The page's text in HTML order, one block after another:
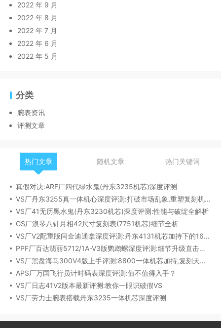
2022 年 9 月
2022 年 8 月
2022 年 7 月
2022 年 6 月
2022 年 5 月
分类
腕表资讯
评测文章
热门文章 随机文章 热门关键词
真假对决:ARF厂四代绿水鬼(丹东3235机芯)深度评测
VS厂丹东3255真一体机心深度评测:打破市场乱象,重塑复刻机芯新标杆​
VS厂41无历黑水鬼(丹东3230机芯)深度评测:性能与破绽全解析
GS厂浪琴八针月相42尺寸复刻表(7751机芯)细节全析
VS厂V2配重版间金迪通拿深度评测:丹东4131机芯加持下的165克精密之作​
PPF厂百达翡丽5712/1A-V3版鹦鹉螺深度评测:细节升级直击正品
VS厂黑盘海马300V4版上手评测:8800一体机芯加持,复刻天花板实至名归?
APS厂万国飞行员计时码表深度评测:值不值得入手？
VS厂日志41V2版本最新评测:教你一眼识破假VS
VS厂劳力士腕表搭载丹东3235一体机芯深度评测